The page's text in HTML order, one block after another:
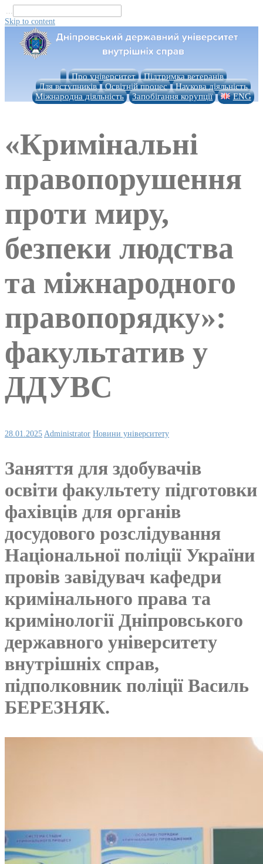
...
Skip to content
Про університет
Підтримка ветеранів
Для вступників
Освітній процес
Наукова діяльність
Міжнародна діяльність
Запобігання корупції ENG
«Кримінальні
правопорушення
проти миру,
безпеки людства
та міжнародного
правопорядку»:
факультатив у
ДДУВС
28.01.2025 Administrator Новини університету
Заняття для здобувачів
освіти факультету підготовки
фахівців для органів
досудового розслідування
Національної поліції України
провів завідувач кафедри
кримінального права та
кримінології Дніпровського
державного університету
внутрішніх справ,
підполковник поліції Василь
БЕРЕЗНЯК.